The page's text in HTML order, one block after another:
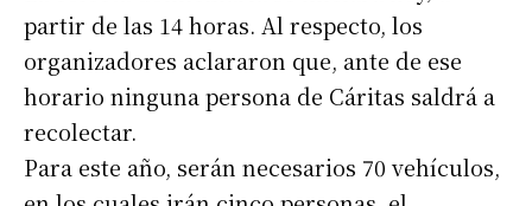
partir de las 14 horas. Al respecto, los
organizadores aclararon que, ante de ese
horario ninguna persona de Cáritas saldrá a
recolectar.
Para este año, serán necesarios 70 vehículos,